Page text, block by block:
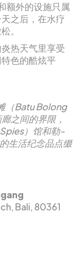
额外的设施只属
之后，在水疗
。
热天气里享受
色的酷炫平
（Batu Bolong
之间的界限，
）馆和勒-
生活纪念品点缀
Bali, 80361